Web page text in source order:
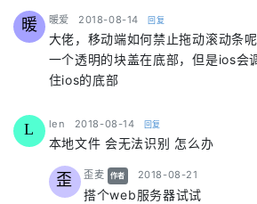
暖 暖爱 says:
2018-08-14 回复
大佬，移动端如何禁止拖动滚动条
一个透明的块盖在底部，但是ios会
住ios的底部
L len says:
2018-08-14 回复
本地文件 会无法识别 怎么办
歪 歪麦 says:
作者 2018-08-21
搭个web服务器试试